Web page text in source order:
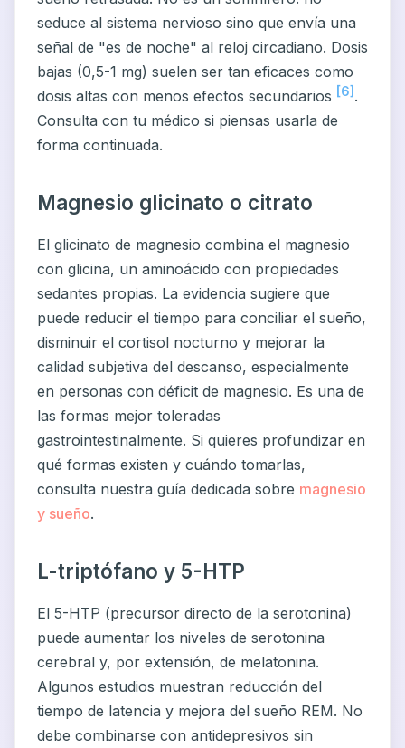
seduce al sistema nervioso sino que envía una
señal de "es de noche" al reloj circadiano. Dosis
bajas (0,5-1 mg) suelen ser tan eficaces como
dosis altas con menos efectos secundarios [6] .
Consulta con tu médico si piensas usarla de
forma continuada.
Magnesio glicinato o citrato
El glicinato de magnesio combina el magnesio
con glicina, un aminoácido con propiedades
sedantes propias. La evidencia sugiere que
puede reducir el tiempo para conciliar el sueño,
disminuir el cortisol nocturno y mejorar la
calidad subjetiva del descanso, especialmente
en personas con déficit de magnesio. Es una de
las formas mejor toleradas
gastrointestinalmente. Si quieres profundizar en
qué formas existen y cuándo tomarlas,
consulta nuestra guía dedicada sobre magnesio
y sueño.
L-triptófano y 5-HTP
El 5-HTP (precursor directo de la serotonina)
puede aumentar los niveles de serotonina
cerebral y, por extensión, de melatonina.
Algunos estudios muestran reducción del
tiempo de latencia y mejora del sueño REM. No
debe combinarse con antidepresivos sin